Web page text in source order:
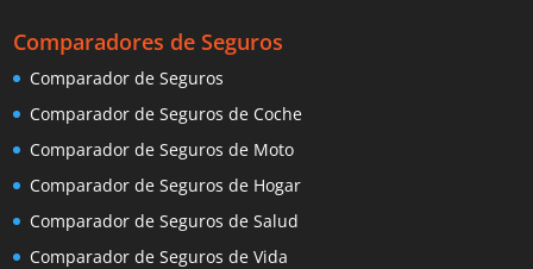
Comparadores de Seguros
Comparador de Seguros
Comparador de Seguros de Coche
Comparador de Seguros de Moto
Comparador de Seguros de Hogar
Comparador de Seguros de Salud
Comparador de Seguros de Vida